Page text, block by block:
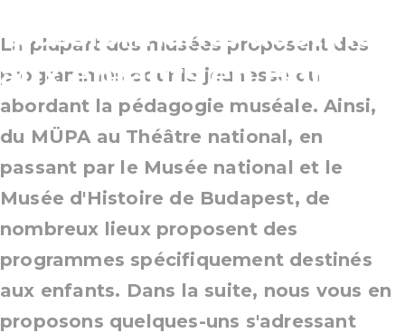
passionnants destinés
aux enfants en Hongrie
La plupart des musées proposent des
programmes pour la jeunesse ou
abordant la pédagogie muséale. Ainsi,
du MÜPA au Théâtre national, en
passant par le Musée national et le
Musée d'Histoire de Budapest, de
nombreux lieux proposent des
programmes spécifiquement destinés
aux enfants. Dans la suite, nous vous en
proposons quelques-uns s'adressant